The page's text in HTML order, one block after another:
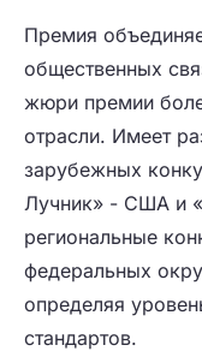
Премия
общественных
жюри премии
отрасли. Имеет
зарубежных
Лучник» - США и
региональные
федеральных
определяя
стандартов.